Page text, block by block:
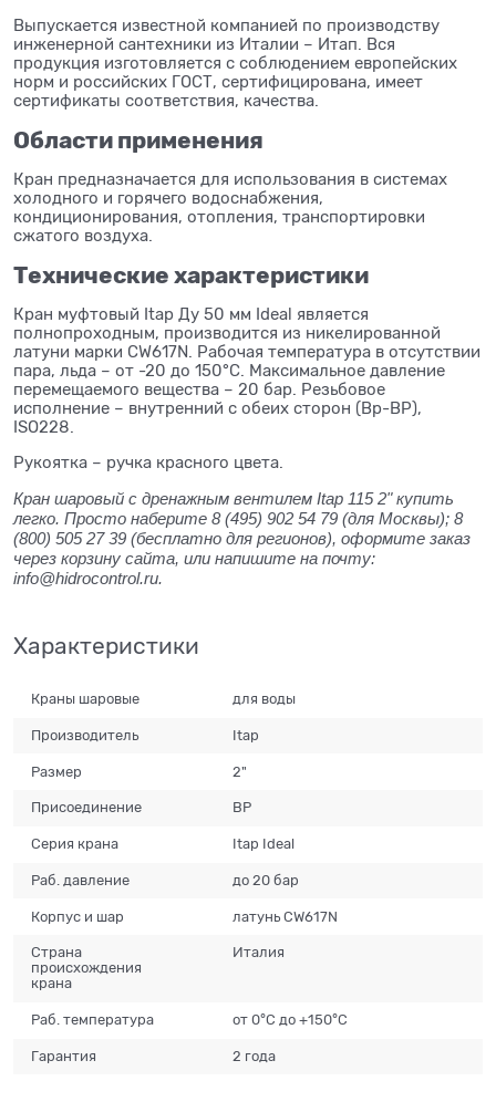
Выпускается известной компанией по производству
инженерной сантехники из Италии – Итап. Вся
продукция изготовляется с соблюдением европейских
норм и российских ГОСТ, сертифицирована, имеет
сертификаты соответствия, качества.
Области применения
Кран предназначается для использования в системах
холодного и горячего водоснабжения,
кондиционирования, отопления, транспортировки
сжатого воздуха.
Технические характеристики
Кран муфтовый Itap Ду 50 мм Ideal является
полнопроходным, производится из никелированной
латуни марки CW617N. Рабочая температура в отсутствии
пара, льда – от -20 до 150°C. Максимальное давление
перемещаемого вещества – 20 бар. Резьбовое
исполнение – внутренний с обеих сторон (Вр-ВР),
ISO228.
Рукоятка – ручка красного цвета.
Кран шаровый с дренажным вентилем Itap 115 2" купить
легко. Просто наберите 8 (495) 902 54 79 (для Москвы); 8
(800) 505 27 39 (бесплатно для регионов), оформите заказ
через корзину сайта, или напишите на почту:
info@hidrocontrol.ru.
Характеристики
Краны шаровые для воды
Производитель Itap
Размер 2"
Присоединение ВР
Серия крана Itap Ideal
Раб. давление до 20 бар
Корпус и шар латунь CW617N
Страна
происхождения
крана
Италия
Раб. температура от 0°С до +150°С
Гарантия 2 года